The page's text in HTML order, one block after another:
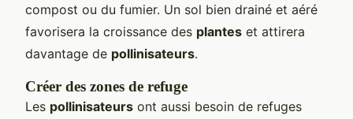
compost ou du fumier. Un sol bien drainé et aéré
favorisera la croissance des plantes et attirera
davantage de pollinisateurs.
Créer des zones de refuge
Les pollinisateurs ont aussi besoin de refuges